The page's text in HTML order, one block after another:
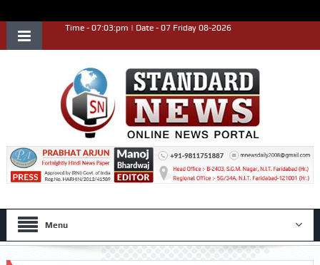
Time - 07:03:pm | Date - 07 Friday 08-2026
Menu